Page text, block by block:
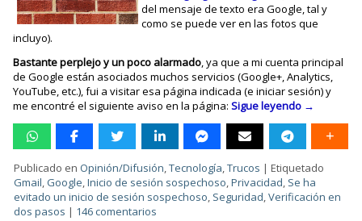
del mensaje de texto era Google, tal y
como se puede ver en las fotos que
incluyo).
Bastante perplejo y un poco alarmado, ya que a mi cuenta principal
de Google están asociados muchos servicios (Google+, Analytics,
YouTube, etc.), fui a visitar esa página indicada (e iniciar sesión) y
me encontré el siguiente aviso en la página:Sigue leyendo →
Publicado en Opinión/Difusión,Tecnología,Trucos |Etiquetado
Gmail, Google,Inicio de sesión sospechoso,Privacidad, Se ha
evitado un inicio de sesión sospechoso, Seguridad,Verificación en
dos pasos | 146 comentarios